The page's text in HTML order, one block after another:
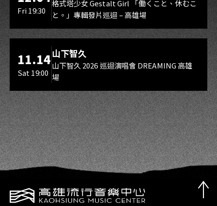
Fri 19:30
Gestalt Girl
格式塔少女 Gestalt Girl 「働くこと、休むこ
と。」專輯發片巡迴 – 高雄場
11.14
Sat 19:00
山下智久
山下智久 2026 巡迴演唱會 DREAMING 高雄
場